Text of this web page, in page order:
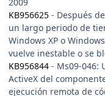
KB956625 - Después
un largo periodo de
Windows XP o
vuelve inestable o se
KB956844 - Ms09-046:
ActiveX del
ejecución remota de